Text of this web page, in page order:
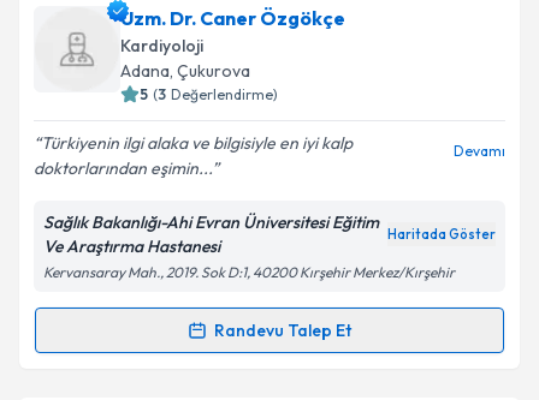
Uzm. Dr. Ali Kıvrakiçin randevu takvimi talebi
oluşturun. Size bu uzmandan randevu almanız için bir
takvim hazırlandığında e-posta ile bilgilendireceğiz.
Kişisel verilerimin işlenmesine ilişkin Aydınlatma
Metni'ni okudum ve kişisel verilerimin belirtilen
kapsamda işlenmesini kabul ediyorum.
Takvim Talebini Gönder
Uzm. Dr. Caner Özgökçe
Kardiyoloji
Adana, Çukurova
5 (3 Değerlendirme)
Türkiyenin ilgi alaka ve bilgisiyle en iyi kalp
doktorlarından eşimin...
Devamı
Sağlık Bakanlığı-Ahi Evran Üniversitesi Eğitim
Ve Araştırma Hastanesi
Haritada Göster
Kervansaray Mah., 2019. Sok D:1, 40200 Kırşehir Merkez/Kırşehir
Randevu Talep Et
Randevu Takvimi Talebi